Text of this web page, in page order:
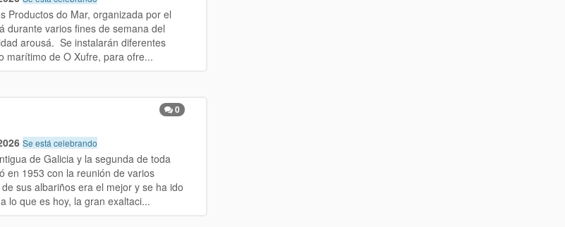
Productos do Mar, organizada por el
durante varios fines de semana del
arousá. Se instalarán diferentes
marítimo de O Xufre, para ofre...
0
Se está celebrando
de Galicia y la segunda de toda
en 1953 con la reunión de varios
sus albariños era el mejor y se ha ido
lo que es hoy, la gran exaltaci...